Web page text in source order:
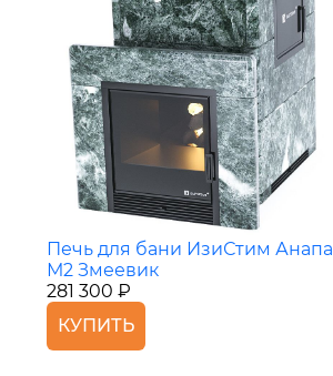
Печь для бани ИзиСтим Анапа
М2 Змеевик
281 300 ₽
КУПИТЬ